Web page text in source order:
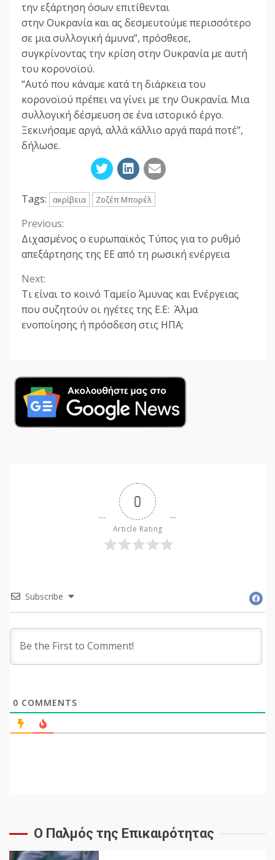
την εξάρτηση όσων επιτίθενται
στην Ουκρανία και ας δεσμευτούμε περισσότερο
σε μια συλλογική άμυνα”, πρόσθεσε,
συγκρίνοντας την κρίση στην Ουκρανία με αυτή
του κορονοϊού.
“Αυτό που κάναμε κατά τη διάρκεια του
κορονοϊού πρέπει να γίνει με την Ουκρανία. Μια
συλλογική δέσμευση σε ένα ιστορικό έργο.
Ξεκινήσαμε αργά, αλλά κάλλιο αργά παρά ποτέ”,
δήλωσε.
Tags: ακρίβεια Ζοζέπ Μπορέλ
Continue
Reading
Previous:
Διχασμένος ο ευρωπαϊκός Τύπος για το ρυθμό
απεξάρτησης της ΕΕ από τη ρωσική ενέργεια
Next:
Τι είναι το κοινό Ταμείο Άμυνας και Ενέργειας
που συζητούν οι ηγέτες της Ε.Ε: Άλμα
ενοποίησης ή πρόσδεση στις ΗΠΑ;
0
Article Rating
Subscribe
0 COMMENTS
Ο Παλμός της Επικαιρότητας